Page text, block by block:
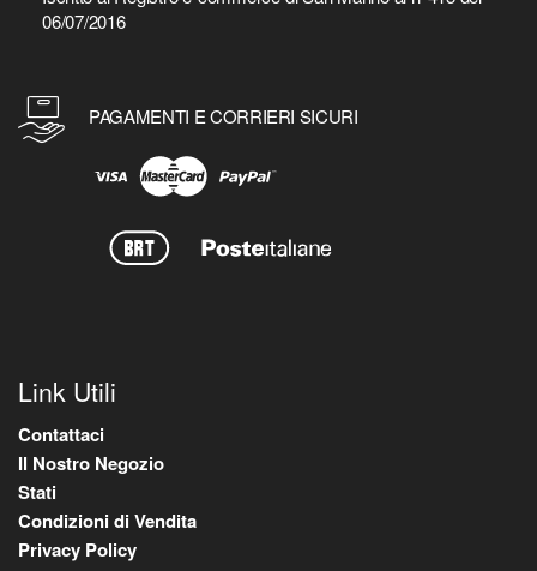
06/07/2016
PAGAMENTI E CORRIERI SICURI
Link Utili
Contattaci
Il Nostro Negozio
Stati
Condizioni di Vendita
Privacy Policy